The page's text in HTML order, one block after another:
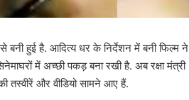
बनी हुई है. आदित्य धर के निर्देशन में बनी फिल्म ने
में अच्छी पकड़ बना रखी है. अब रक्षा मंत्री
तस्वीरें और वीडियो सामने आए हैं.